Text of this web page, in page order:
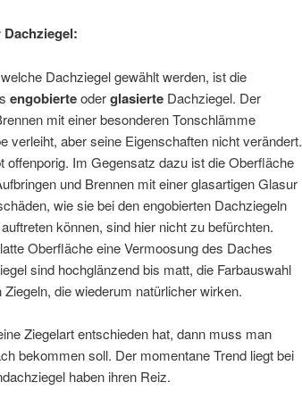
Dachziegel gewählt werden, ist die
engobierteoderglasierte Dachziegel. Der
mit einer besonderen Tonschlämme
verleiht, aber seine Eigenschaften nicht verändert.
Im Gegensatz dazu ist die Oberfläche
und Brennen mit einer glasartigen Glasur
wie sie bei den engobierten Dachziegeln
können, sind hier nicht zu befürchten.
Oberfläche eine Vermoosung des Daches
sind hochglänzend bis matt, die Farbauswahl
die wiederum natürlicher wirken.
Ziegelart entschieden hat, dann muss man
bekommen soll. Der momentane Trend liegt bei
haben ihren Reiz.